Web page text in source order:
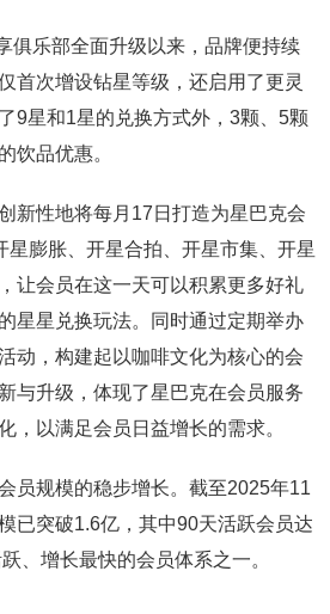
俱乐部全面升级以来，品牌便持续
首次增设钻星等级，还启用了更灵
9星和1星的兑换方式外，3颗、5颗
饮品优惠。
新性地将每月17日打造为星巴克会
星膨胀、开星合拍、开星市集、开星
让会员在这一天可以积累更多好礼
星星兑换玩法。同时通过定期举办
动，构建起以咖啡文化为核心的会
与升级，体现了星巴克在会员服务
，以满足会员日益增长的需求。
员规模的稳步增长。截至2025年11
已突破1.6亿，其中90天活跃会员达
、增长最快的会员体系之一。